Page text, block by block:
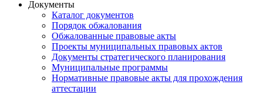
Документы
Каталог документов
Порядок обжалования
Обжалованные правовые акты
Проекты муниципальных правовых актов
Документы стратегического планирования
Муниципальные программы
Нормативные правовые акты для прохождения
аттестации